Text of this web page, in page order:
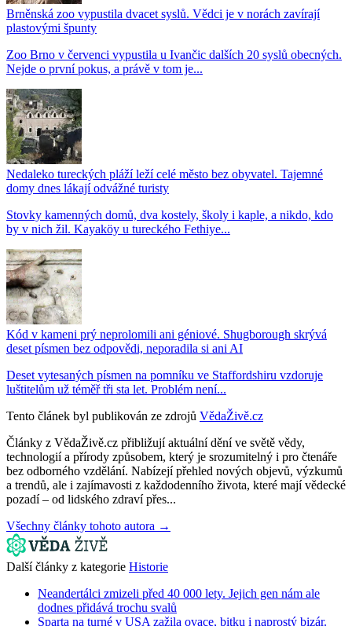
Brněnská zoo vypustila dvacet syslů. Vědci je v norách zavírají
plastovými špunty
Zoo Brno v červenci vypustila u Ivančic dalších 20 syslů obecných.
Nejde o první pokus, a právě v tom je...
Nedaleko tureckých pláží leží celé město bez obyvatel. Tajemné
domy dnes lákají odvážné turisty
Stovky kamenných domů, dva kostely, školy i kaple, a nikdo, kdo
by v nich žil. Kayaköy u tureckého Fethiye...
Kód v kameni prý neprolomili ani géniové. Shugborough skrývá
deset písmen bez odpovědi, neporadila si ani AI
Deset vytesaných písmen na pomníku ve Staffordshiru vzdoruje
luštitelům už téměř tři sta let. Problém není...
Tento článek byl publikován ze zdrojů VědaŽivě.cz
Články z VědaŽivě.cz přibližují aktuální dění ve světě vědy,
technologií a přírody způsobem, který je srozumitelný i pro čtenáře
bez odborného vzdělání. Nabízejí přehled nových objevů, výzkumů
a trendů, ale i zajímavosti z každodenního života, které mají vědecké
pozadí – od lidského zdraví přes...
Všechny články tohoto autora →
Další články z kategorie Historie
Neandertálci zmizeli před 40 000 lety. Jejich gen nám ale
dodnes přidává trochu svalů
Sparta na turné v USA zažila ovace, bitku i naprostý bizár.